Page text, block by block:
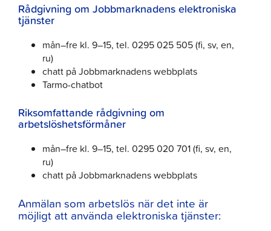
Rådgivning om Jobbmarknadens elektroniska
tjänster
mån–fre kl. 9–15, tel. 0295 025 505 (fi, sv, en,
ru)
chatt på Jobbmarknadens webbplats
Tarmo-chatbot
Riksomfattande rådgivning om
arbetslöshetsförmåner
mån–fre kl. 9–15, tel. 0295 020 701 (fi, sv, en,
ru)
chatt på Jobbmarknadens webbplats
Anmälan som arbetslös när det inte är
möjligt att använda elektroniska tjänster: